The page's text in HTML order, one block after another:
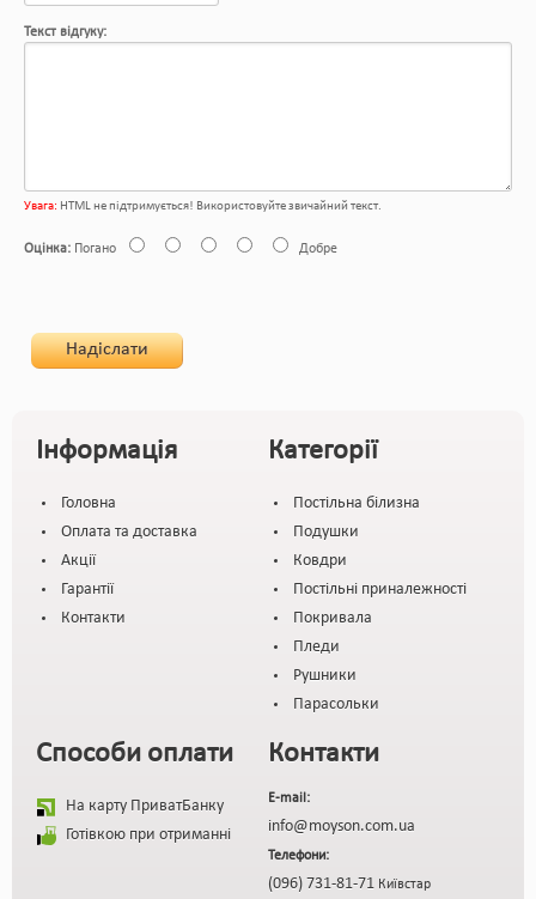
Текст відгуку:
Увага: HTML не підтримується! Використовуйте звичайний текст.
Оцінка: Погано Добре
Надіслати
Інформація
Головна
Оплата та доставка
Акції
Гарантії
Контакти
Категорії
Постільна білизна
Подушки
Ковдри
Постільні приналежності
Покривала
Пледи
Рушники
Парасольки
Способи оплати
На карту ПриватБанку
Готівкою при отриманні
Контакти
E-mail:
info@moyson.com.ua
Телефони:
(096) 731-81-71 Київстар